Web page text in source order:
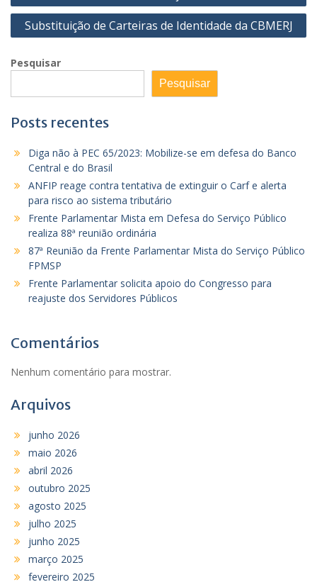
Substituição de Carteiras de Identidade da CBMERJ
Pesquisar
Pesquisar
Posts recentes
Diga não à PEC 65/2023: Mobilize-se em defesa do Banco
Central e do Brasil
ANFIP reage contra tentativa de extinguir o Carf e alerta
para risco ao sistema tributário
Frente Parlamentar Mista em Defesa do Serviço Público
realiza 88ª reunião ordinária
87ª Reunião da Frente Parlamentar Mista do Serviço Público
FPMSP
Frente Parlamentar solicita apoio do Congresso para
reajuste dos Servidores Públicos
Comentários
Nenhum comentário para mostrar.
Arquivos
junho 2026
maio 2026
abril 2026
outubro 2025
agosto 2025
julho 2025
junho 2025
março 2025
fevereiro 2025